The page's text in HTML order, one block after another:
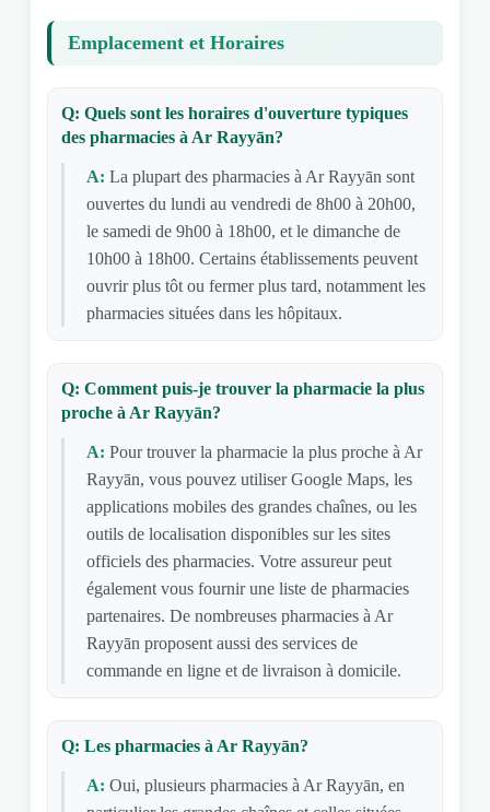
Emplacement et Horaires
Q: Quels sont les horaires d'ouverture typiques
des pharmacies à Ar Rayyān?
A: La plupart des pharmacies à Ar Rayyān sont
ouvertes du lundi au vendredi de 8h00 à 20h00,
le samedi de 9h00 à 18h00, et le dimanche de
10h00 à 18h00. Certains établissements peuvent
ouvrir plus tôt ou fermer plus tard, notamment les
pharmacies situées dans les hôpitaux.
Q: Comment puis-je trouver la pharmacie la plus
proche à Ar Rayyān?
A: Pour trouver la pharmacie la plus proche à Ar
Rayyān, vous pouvez utiliser Google Maps, les
applications mobiles des grandes chaînes, ou les
outils de localisation disponibles sur les sites
officiels des pharmacies. Votre assureur peut
également vous fournir une liste de pharmacies
partenaires. De nombreuses pharmacies à Ar
Rayyān proposent aussi des services de
commande en ligne et de livraison à domicile.
Q: Les pharmacies à Ar Rayyān?
A: Oui, plusieurs pharmacies à Ar Rayyān, en